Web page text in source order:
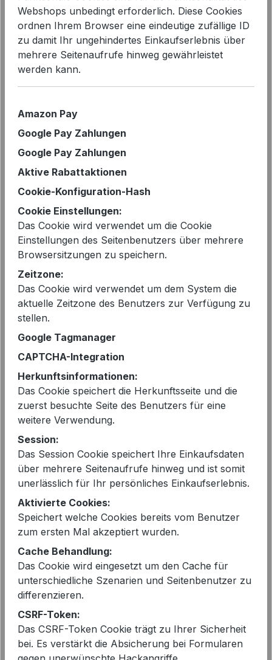
Bildergalerie überspringen
Regulärer Preis:
149,90 €
Preise inkl. MwSt. zzgl. Versandkosten
Sofort verfügbar, Lieferzeit: 2-5 Tage
Größeauswählen
36
38
Produkt Anzahl: Gib den
In den Warenkorb
EAN:4028508395707
Artikelnummer: 9128006799 Francesca
Beschreibung
Diese coole Jeans in 7/8-Länge ist am
Bein modisch weit ausgestellt. Sie ist
im klassischen 5-Pocket-Style in einer
modernen… Mehr
Webshops unbedingt erforderlich. Diese Cookies
ordnen Ihrem Browser eine eindeutige zufällige ID
zu damit Ihr ungehindertes Einkaufserlebnis über
mehrere Seitenaufrufe hinweg gewährleistet
werden kann.
Amazon Pay
Google Pay Zahlungen
Google Pay Zahlungen
Aktive Rabattaktionen
Cookie-Konfiguration-Hash
Cookie Einstellungen:
Das Cookie wird verwendet um die Cookie
Einstellungen des Seitenbenutzers über mehrere
Browsersitzungen zu speichern.
Zeitzone:
Das Cookie wird verwendet um dem System die
aktuelle Zeitzone des Benutzers zur Verfügung zu
stellen.
Google Tagmanager
CAPTCHA-Integration
Herkunftsinformationen:
Das Cookie speichert die Herkunftsseite und die
zuerst besuchte Seite des Benutzers für eine
weitere Verwendung.
Session:
Das Session Cookie speichert Ihre Einkaufsdaten
über mehrere Seitenaufrufe hinweg und ist somit
unerlässlich für Ihr persönliches Einkaufserlebnis.
Aktivierte Cookies:
Speichert welche Cookies bereits vom Benutzer
zum ersten Mal akzeptiert wurden.
Cache Behandlung:
Das Cookie wird eingesetzt um den Cache für
unterschiedliche Szenarien und Seitenbenutzer zu
differenzieren.
CSRF-Token:
Das CSRF-Token Cookie trägt zu Ihrer Sicherheit
bei. Es verstärkt die Absicherung bei Formularen